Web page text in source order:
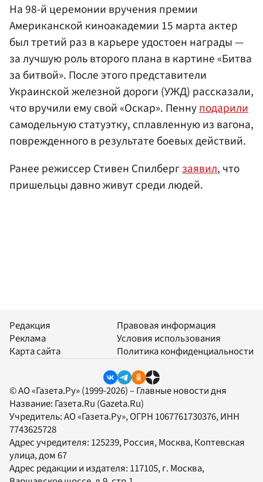
На 98-й церемонии вручения премии
Американской киноакадемии 15 марта актер
был третий раз в карьере удостоен награды —
за лучшую роль второго плана в картине «Битва
за битвой». После этого представители
Украинской железной дороги (УЖД) рассказали,
что вручили ему свой «Оскар». Пеннуподарили
самодельную статуэтку, сплавленную из вагона,
поврежденного в результате боевых действий.
Ранее режиссер Стивен Спилбергзаявил, что
пришельцы давно живут среди людей.
Редакция
Реклама
Карта сайта
Правовая информация
Условия использования
Политика конфиденциальности
© АО «Газета.Ру» (1999-2026) – Главные новости дня
Название: Газета.Ru (Gazeta.Ru)
Учредитель:АО «Газета.Ру», ОГРН 1067761730376, ИНН
7743625728
Адрес учредителя: 125239, Россия, Москва, Коптевская
улица, дом 67
Адрес редакции и издателя: 117105, г. Москва,